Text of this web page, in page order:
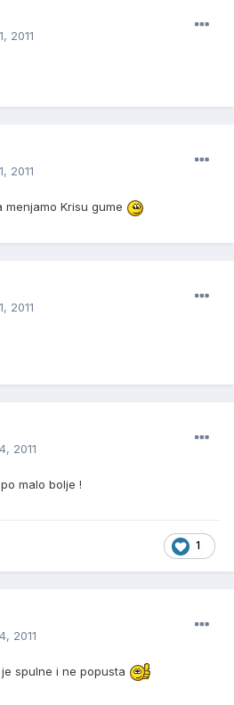
2011
2011
Krisu gume
2011
2011
malo bolje !
1
2011
spulne i ne popusta